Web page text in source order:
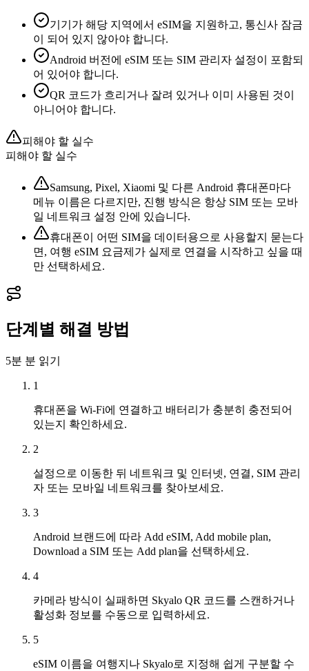
기기가 해당 지역에서 eSIM을 지원하고, 통신사 잠금
이 되어 있지 않아야 합니다.
Android 버전에 eSIM 또는 SIM 관리자 설정이 포함되
어 있어야 합니다.
QR 코드가 흐리거나 잘려 있거나 이미 사용된 것이
아니어야 합니다.
피해야 할 실수
피해야 할 실수
Samsung, Pixel, Xiaomi 및 다른 Android 휴대폰마다
메뉴 이름은 다르지만, 진행 방식은 항상 SIM 또는 모바
일 네트워크 설정 안에 있습니다.
휴대폰이 어떤 SIM을 데이터용으로 사용할지 묻는다
면, 여행 eSIM 요금제가 실제로 연결을 시작하고 싶을 때
만 선택하세요.
단계별 해결 방법
5분 분 읽기
1
휴대폰을 Wi-Fi에 연결하고 배터리가 충분히 충전되어
있는지 확인하세요.
2
설정으로 이동한 뒤 네트워크 및 인터넷, 연결, SIM 관리
자 또는 모바일 네트워크를 찾아보세요.
3
Android 브랜드에 따라 Add eSIM, Add mobile plan,
Download a SIM 또는 Add plan을 선택하세요.
4
카메라 방식이 실패하면 Skyalo QR 코드를 스캔하거나
활성화 정보를 수동으로 입력하세요.
5
eSIM 이름을 여행지나 Skyalo로 지정해 쉽게 구분할 수